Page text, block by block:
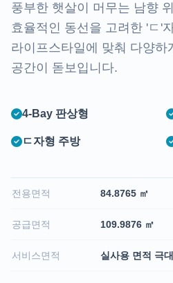
풍부한 햇살이 머무는 남향
효율적인 동선을 고려한 'ㄷ'
라이프스타일에 맞춰 다양하
공간이 돋보입니다.
4-Bay 판상형
ㄷ자형 주방
전용면적 84.8765 ㎡
공급면적 109.9876 ㎡
서비스면적 실사용 면적 극